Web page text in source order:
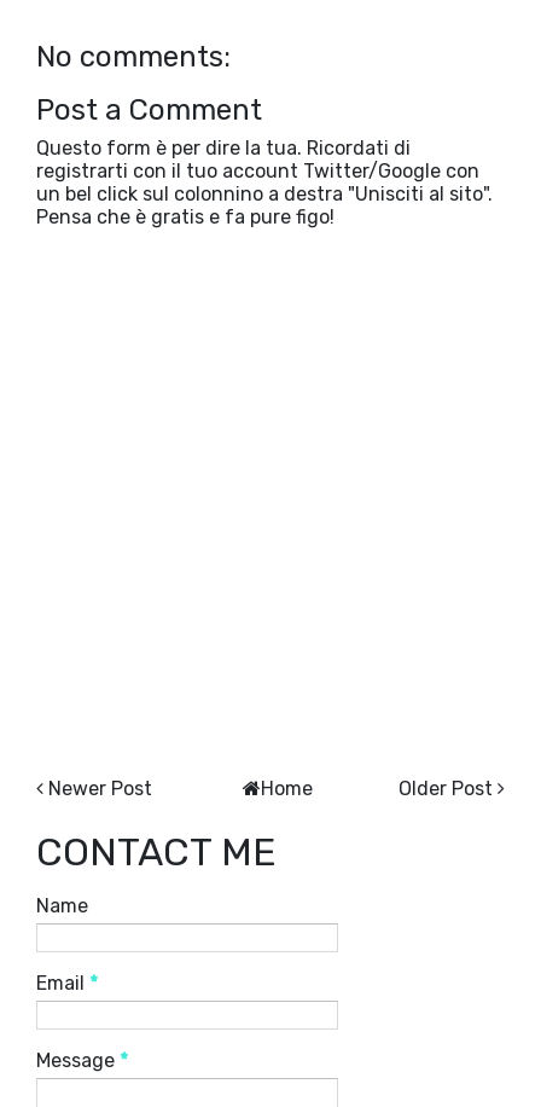
No comments:
Post a Comment
Questo form è per dire la tua. Ricordati di
registrarti con il tuo account Twitter/Google con
un bel click sul colonnino a destra "Unisciti al sito".
Pensa che è gratis e fa pure figo!
Newer Post Older Post
Home
CONTACT ME
Name
Email *
Message *